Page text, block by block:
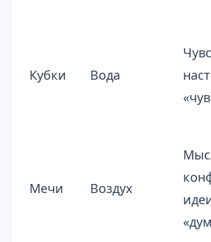
Кубки Вода
Мечи Воздух